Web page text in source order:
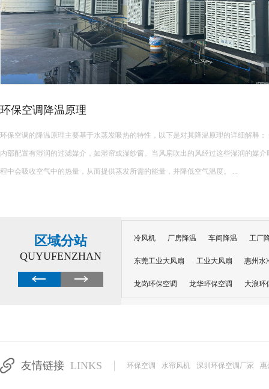
环保空调降温原理
环保空调的降温原理主要基于水蒸发吸热的特性，以下是对其降温原理的详细解释： 一、核心原理 环保空调
内部配置有湿润的过滤媒介，如湿帘或湿纱窗。当风扇吹出的风经过这些湿润的媒
程中会吸收空气中的热量，从而提供蒸发所需的能量，并降低空气温度。 ...
区域分站
QUYUFENZHAN
冷风机 厂房降温 车间降温 工厂
东莞工业大风扇 工业大风扇 惠州水
龙岗环保空调 龙华环保空调 大浪环
友情链接 LINKS 环保空调 水帘风机 深圳环保空调厂家 惠